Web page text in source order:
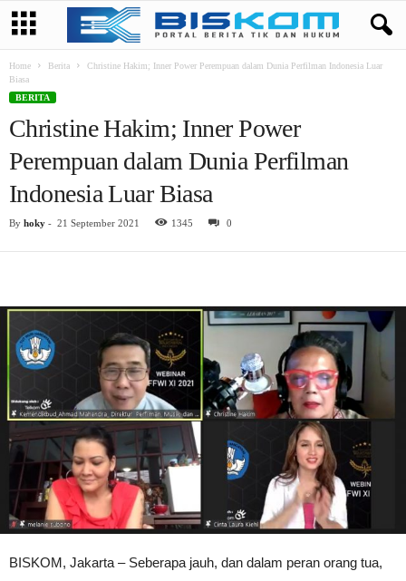
Home Berita
Christine Hakim; Inner Power Perempuan dalam Dunia Perfilman Indonesia Luar
Biasa
BERITA
Christine Hakim; Inner Power
Perempuan dalam Dunia Perfilman
Indonesia Luar Biasa
By hoky - 21 September 2021 1345 0
BISKOM, Jakarta – Seberapa jauh, dan dalam peran orang tua,